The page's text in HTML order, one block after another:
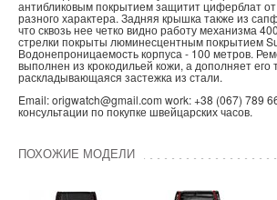
антибликовым покрытием защитит циферблат
разного характера. Задняя крышка также из
что сквозь нее четко видно работу механизма
стрелки покрыты люминесцентным покрытием
Водонепроницаемость корпуса - 100 метров.
выполнен из крокодильей кожи, а дополняет его
раскладывающаяся застежка из стали.
Email: origwatch@gmail.com work: +38 (067) 789
консультации по покупке швейцарских часов.
ПОХОЖИЕ МОДЕЛИ